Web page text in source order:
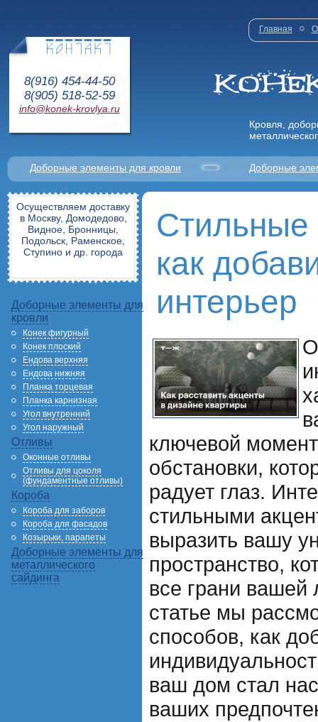
8(916) 454-44-50
8(905) 518-52-59
info@konek-krovlya.ru
Главная О
Кровля,
Доборные элементы для кровли Доборные
Осуществляем доставку
в Москву, Домодедово,
Видное, Бронницы,
Подольск, Раменское,
Ступино и др. города
Доборные элементы для
кровли
Конек фигурный
Конек плоский
Ендова верхняя
Ендова нижняя
Планка торцевая
Планка карнизная
Угол внутренний
Угол наружный
Отливы
Оконные отливы
Отливы для цоколя
(фундаментные отливы)
Короба
Короба для заборов
Короба для фасадов
Козырьки, парапеты
Доборные элементы для
металлического
сайдинга
Стильные
как
интерьер
ключевой
обстановки,
радует глаз.
стильными
выразить вашу
пространство,
все грани вашей
статье мы
способов, как
ваш дом стал
ваших